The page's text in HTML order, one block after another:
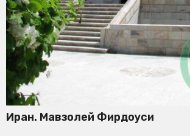
Иран. Мавзолей Фирдоуси